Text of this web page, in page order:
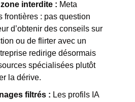
interdite : Meta
frontières : pas question
d’obtenir des conseils sur
ou de flirter avec un
redirige désormais
spécialisées plutôt
la dérive.
filtrés : Les profils IA